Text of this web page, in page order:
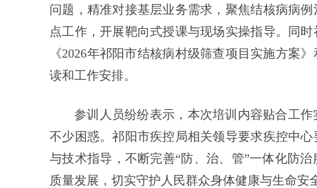
问题，精准对接基层业务需求，聚焦结核病病
点工作，开展靶向式授课与现场实操指导。同
《2026年祁阳市结核病村级筛查项目实施方案
读和工作安排。
参训人员纷纷表示，本次培训内容贴合工
不少困惑。祁阳市疾控局相关领导要求疾控中
与技术指导，不断完善“防、治、管”一体化防
质量发展，切实守护人民群众身体健康与生命安